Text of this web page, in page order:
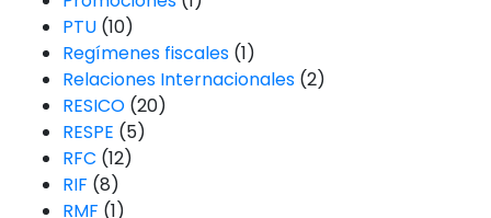
PTU(10)
Regímenes fiscales(1)
Relaciones Internacionales(2)
RESICO(20)
RESPE (5)
RFC (12)
RIF (8)
RMF (1)